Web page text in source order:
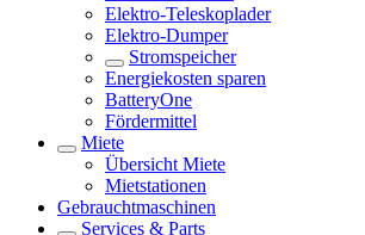
Elektro-Teleskoplader
Elektro-Dumper
Stromspeicher
Energiekosten sparen
BatteryOne
Fördermittel
Miete
Übersicht Miete
Mietstationen
Gebrauchtmaschinen
Services & Parts